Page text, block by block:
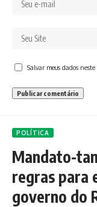
Salvar meus dados
POLÍTICA
Mandato-
regras para
governo do